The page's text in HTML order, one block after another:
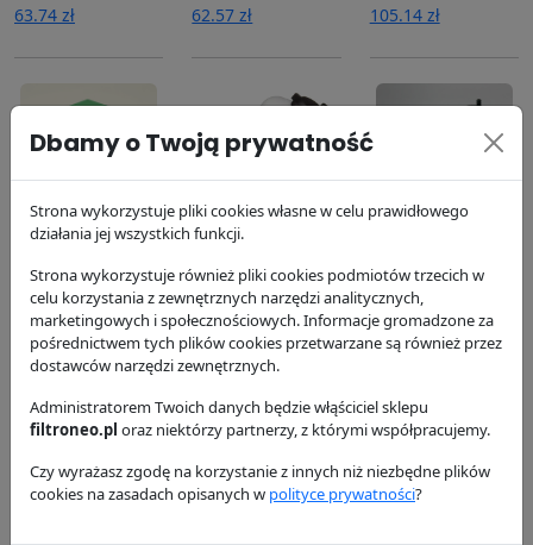
63.74 zł
62.57 zł
105.14 zł
Filtr paliwa
P551422
Donaldson
114.07 zł
Filtr paliwa
P551424
Donaldson
99.52 zł
Filtr paliwa
Donaldson
105.19 zł
Filtr powietrza
Filtr powietrza
Filtr powietrza
Dbamy o Twoją prywatność
Strona wykorzystuje pliki cookies własne w celu prawidłowego
działania jej wszystkich funkcji.
Strona wykorzystuje również pliki cookies podmiotów trzecich w
celu korzystania z zewnętrznych narzędzi analitycznych,
marketingowych i społecznościowych. Informacje gromadzone za
pośrednictwem tych plików cookies przetwarzane są również przez
dostawców narzędzi zewnętrznych.
Administratorem Twoich danych będzie włąściciel sklepu
filtroneo.pl oraz niektórzy partnerzy, z którymi współpracujemy.
Czy wyrażasz zgodę na korzystanie z innych niż niezbędne plików
cookies na zasadach opisanych w polityce prywatności?